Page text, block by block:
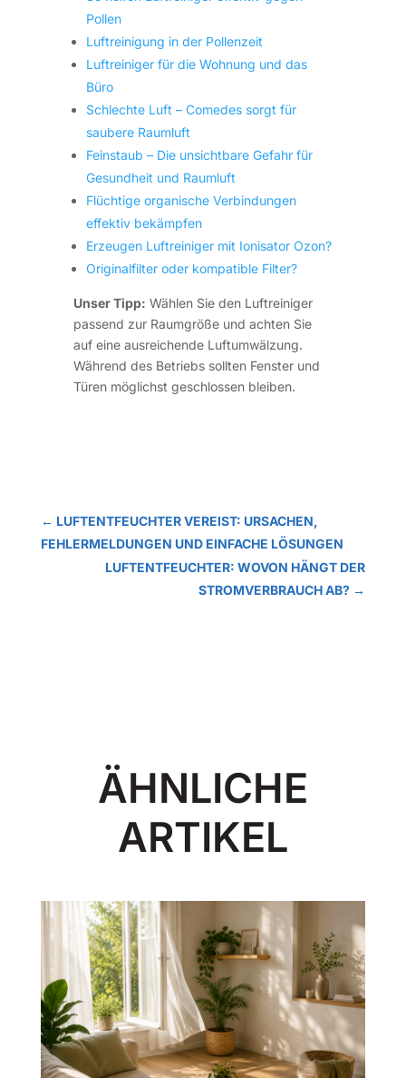
Pollen
Luftreinigung in der Pollenzeit
Luftreiniger für die Wohnung und das
Büro
Schlechte Luft – Comedes sorgt für
saubere Raumluft
Feinstaub – Die unsichtbare Gefahr für
Gesundheit und Raumluft
Flüchtige organische Verbindungen
effektiv bekämpfen
Erzeugen Luftreiniger mit Ionisator Ozon?
Originalfilter oder kompatible Filter?
Unser Tipp: Wählen Sie den Luftreiniger
passend zur Raumgröße und achten Sie
auf eine ausreichende Luftumwälzung.
Während des Betriebs sollten Fenster und
Türen möglichst geschlossen bleiben.
← LUFTENTFEUCHTER VEREIST: URSACHEN,
FEHLERMELDUNGEN UND EINFACHE LÖSUNGEN
LUFTENTFEUCHTER: WOVON HÄNGT DER
STROMVERBRAUCH AB? →
ÄHNLICHE
ARTIKEL